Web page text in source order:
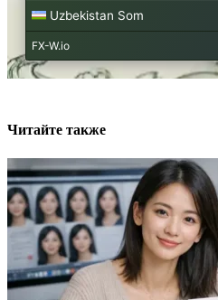
Читайте также